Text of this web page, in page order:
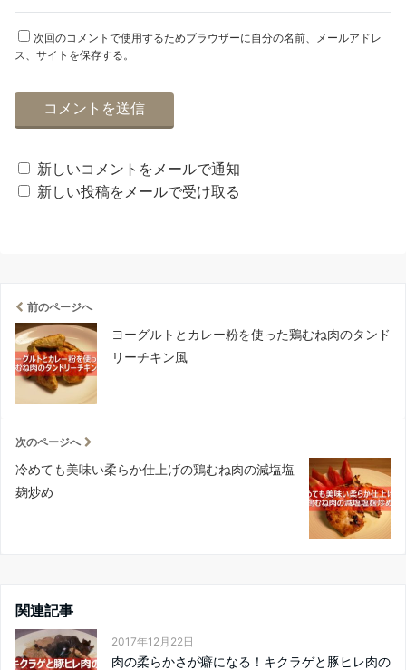
次回のコメントで使用するためブラウザーに自分の名前、メールアドレ
ス、サイトを保存する。
新しいコメントをメールで通知
新しい投稿をメールで受け取る
前のページへ
ヨーグルトとカレー粉を使った鶏むね肉のタンド
リーチキン風
次のページへ
冷めても美味い柔らか仕上げの鶏むね肉の減塩塩
麹炒め
関連記事
2017年12月22日
肉の柔らかさが癖になる！キクラゲと豚ヒレ肉の